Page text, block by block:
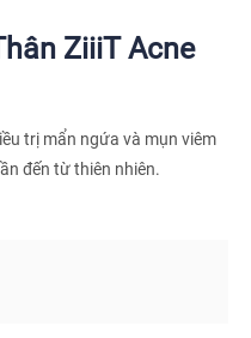
ZiiiT Acne
trị mẩn ngứa và mụn viêm
đến từ thiên nhiên.